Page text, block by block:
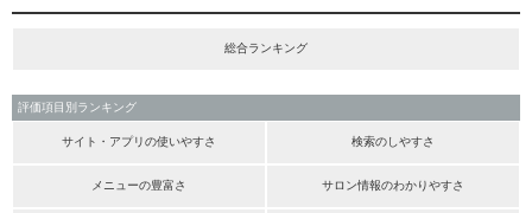
総合ランキング
評価項目別ランキング
サイト・アプリの使いやすさ 検索のしやすさ
メニューの豊富さ サロン情報のわかりやすさ